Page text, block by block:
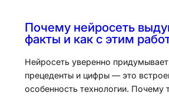
Почему нейросеть
факты и как с этим
Нейросеть уверенно придумывает
прецеденты и цифры — это
особенность технологии. Почему